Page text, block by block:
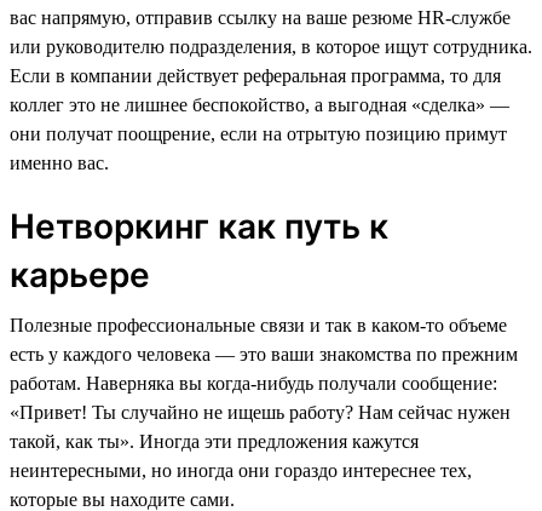
вас напрямую, отправив ссылку на ваше резюме HR-службе
или руководителю подразделения, в которое ищут сотрудника.
Если в компании действует реферальная программа, то для
коллег это не лишнее беспокойство, а выгодная «сделка» —
они получат поощрение, если на отрытую позицию примут
именно вас.
Нетворкинг как путь к
карьере
Полезные профессиональные связи и так в каком-то объеме
есть у каждого человека — это ваши знакомства по прежним
работам. Наверняка вы когда-нибудь получали сообщение:
«Привет! Ты случайно не ищешь работу? Нам сейчас нужен
такой, как ты». Иногда эти предложения кажутся
неинтересными, но иногда они гораздо интереснее тех,
которые вы находите сами.